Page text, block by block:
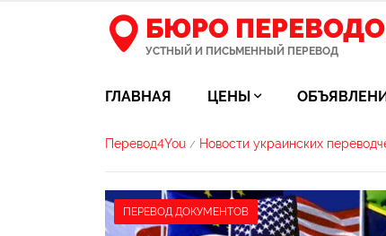
БЮРО
УСТНЫЙ И ПИСЬМЕННЫЙ ПЕРЕВОД
ГЛАВНАЯ ЦЕНЫ
Перевод4You / Новости украинских
ПЕРЕВОД ДОКУМЕНТОВ